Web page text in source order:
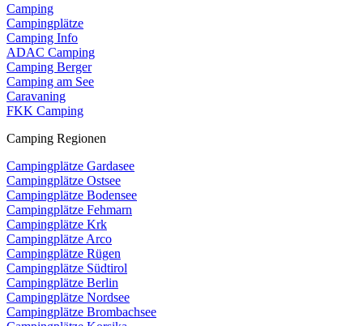
Camping
Campingplätze
Camping Info
ADAC Camping
Camping Berger
Camping am See
Caravaning
FKK Camping
Camping Regionen
Campingplätze Gardasee
Campingplätze Ostsee
Campingplätze Bodensee
Campingplätze Fehmarn
Campingplätze Krk
Campingplätze Arco
Campingplätze Rügen
Campingplätze Südtirol
Campingplätze Berlin
Campingplätze Nordsee
Campingplätze Brombachsee